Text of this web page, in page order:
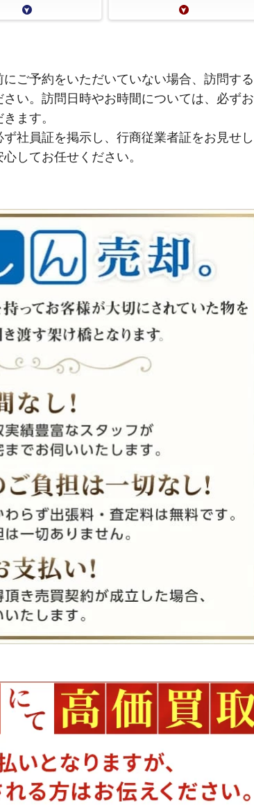
ご予約をいただいていない場合、訪問する
い。訪問日時やお時間については、必ずお
ます。
社員証を掲示し、行商従業者証をお見せし
してお任せください。